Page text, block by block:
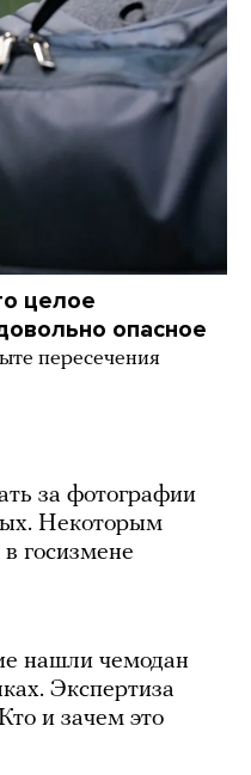
целое
опасное
пересечения
за фотографии
Некоторым
госизмене
нашли чемодан
Экспертиза
и зачем это